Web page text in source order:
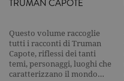
TRUMAN CAPOTE
Questo volume raccoglie
tutti i racconti di Truman
Capote, riflessi dei tanti
temi, personaggi, luoghi che
caratterizzano il mondo…